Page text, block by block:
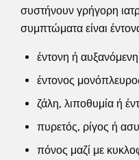
συστήνουν γρήγορη
συμπτώματα είναι
έντονη ή
έντονος
ζάλη, λιποθυμία ή
πυρετός, ρίγος ή
πόνος μαζί με